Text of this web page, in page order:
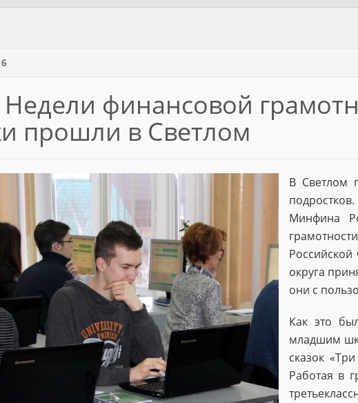
финансовой
прошли в Светлом
В Светлом
Минфина
округа
они с
Как это
младшим
сказок
Работая в